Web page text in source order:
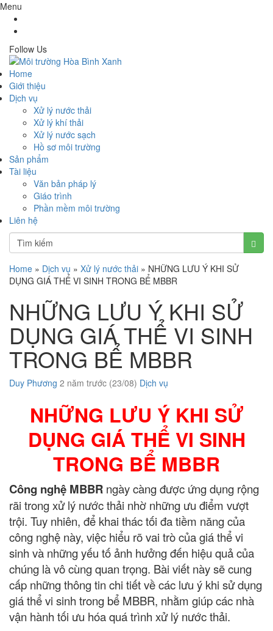
Menu
Follow Us
Home
Giới thiệu
Dịch vụ
Xử lý nước thải
Xử lý khí thải
Xử lý nước sạch
Hồ sơ môi trường
Sản phẩm
Tài liệu
Văn bản pháp lý
Giáo trình
Phần mềm môi trường
Liên hệ
Home » Dịch vụ » Xử lý nước thải » NHỮNG LƯU Ý KHI SỬ
DỤNG GIÁ THỂ VI SINH TRONG BỂ MBBR
NHỮNG LƯU Ý KHI SỬ
DỤNG GIÁ THỂ VI SINH
TRONG BỂ MBBR
Duy Phương 2 năm trước (23/08) Dịch vụ
NHỮNG LƯU Ý KHI SỬ
DỤNG GIÁ THỂ VI SINH
TRONG BỂ MBBR
Công nghệ MBBR ngày càng được ứng dụng rộng
rãi trong xử lý nước thải nhờ những ưu điểm vượt
trội. Tuy nhiên, để khai thác tối đa tiềm năng của
công nghệ này, việc hiểu rõ vai trò của giá thể vi
sinh và những yếu tố ảnh hưởng đến hiệu quả của
chúng là vô cùng quan trọng. Bài viết này sẽ cung
cấp những thông tin chi tiết về các lưu ý khi sử dụng
giá thể vi sinh trong bể MBBR, nhằm giúp các nhà
vận hành tối ưu hóa quá trình xử lý nước thải.